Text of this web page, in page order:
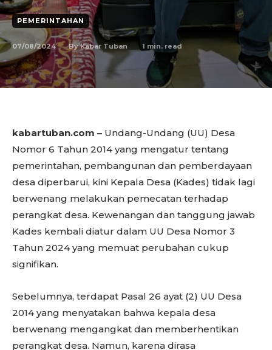
PEMERINTAHAN
07/08/2024 By Kabar Tuban 1 min. read
kabartuban.com – Undang-Undang (UU) Desa
Nomor 6 Tahun 2014 yang mengatur tentang
pemerintahan, pembangunan dan pemberdayaan
desa diperbarui, kini Kepala Desa (Kades) tidak lagi
berwenang melakukan pemecatan terhadap
perangkat desa. Kewenangan dan tanggung jawab
Kades kembali diatur dalam UU Desa Nomor 3
Tahun 2024 yang memuat perubahan cukup
signifikan.
Sebelumnya, terdapat Pasal 26 ayat (2) UU Desa
2014 yang menyatakan bahwa kepala desa
berwenang mengangkat dan memberhentikan
perangkat desa. Namun, karena dirasa